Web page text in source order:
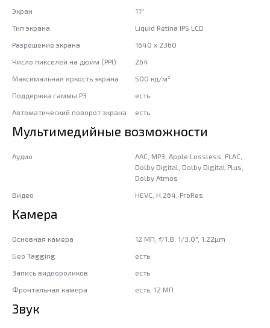
Экран
11"
Тип экрана
Liquid Retina IPS LCD
Разрешение экрана
1640 x 2360
Число пикселей на дюйм (PPI)
264
Максимальная яркость экрана
500 кд/м²
Поддержка гаммы P3
есть
Автоматический поворот экрана
есть
Мультимедийные возможности
Аудио
AAC, MP3, Apple Lossless, FLAC,
Dolby Digital, Dolby Digital Plus,
Dolby Atmos
Видео
HEVC, H.264, ProRes
Камера
Основная камера
12 МП, f/1.8, 1/3.0", 1.22µm
Geo Tagging
есть
Запись видеороликов
есть
Фронтальная камера
есть, 12 МП
Звук